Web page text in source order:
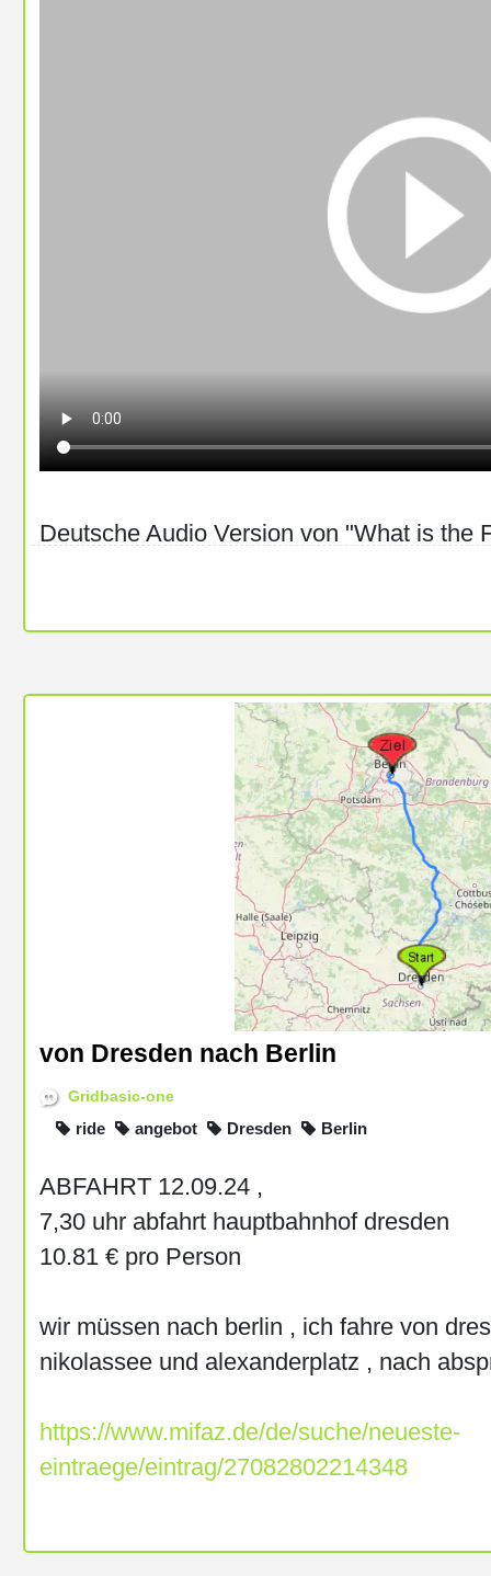
Deutsche Audio Version von "What is the
erstellt von
chris@videos.im.allmendenetz.de
https://creativecommons.org/licenses/by-
von Dresden nach Berlin
Gridbasic-one
ride angebot Dresden Berlin
ABFAHRT 12.09.24 ,
7,30 uhr abfahrt hauptbahnhof dresden
10.81 € pro Person
wir müssen nach berlin , ich fahre von
nikolassee und alexanderplatz , nach
https://www.mifaz.de/de/suche/neueste-
eintraege/eintrag/27082802214348